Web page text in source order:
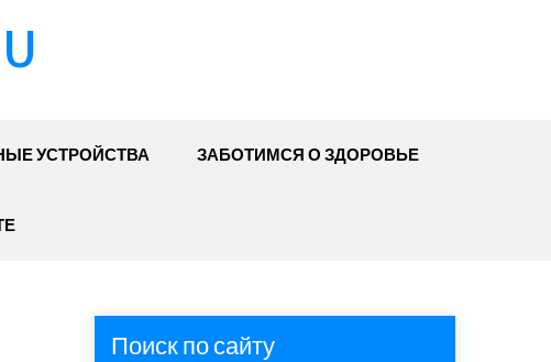
УСТРОЙСТВА ЗАБОТИМСЯ О ЗДОРОВЬЕ
Поиск по сайту